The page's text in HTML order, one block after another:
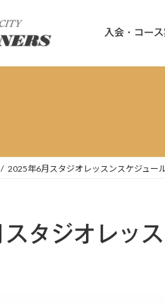
入会・コー
2025年6月スタジオレッスンスケジュー
タジオレッス